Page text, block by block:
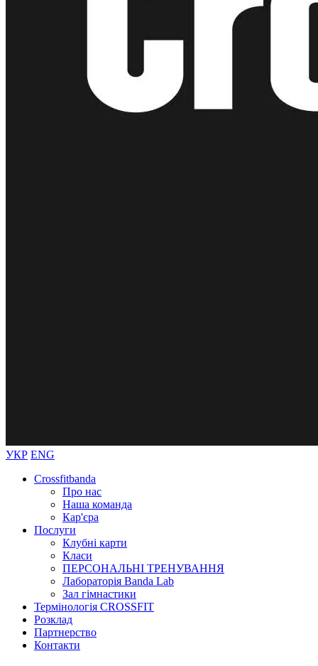
УКР ENG
Crossfitbanda
Про нас
Наша команда
Кар'єра
Послуги
Клубні карти
Класи
ПЕРСОНАЛЬНІ ТРЕНУВАННЯ
Лабораторія Banda Lab
Зал гімнастики
Термінологія CROSSFIT
Розклад
Партнерство
Контакти